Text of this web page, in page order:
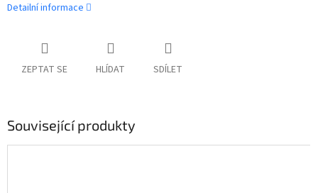
Detailní informace
ZEPTAT SE HLÍDAT SDÍLET
Související produkty